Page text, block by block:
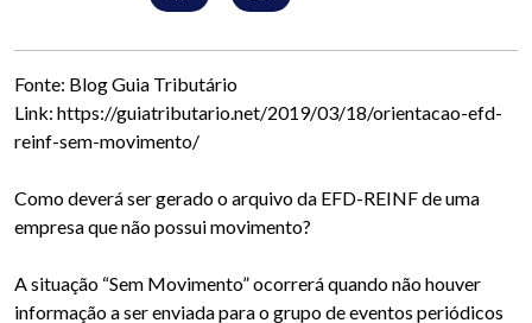
Fonte: Blog Guia Tributário
Link: https://guiatributario.net/2019/03/18/orientacao-efd-
reinf-sem-movimento/
Como deverá ser gerado o arquivo da EFD-REINF de uma
empresa que não possui movimento?
A situação “Sem Movimento” ocorrerá quando não houver
informação a ser enviada para o grupo de eventos periódicos